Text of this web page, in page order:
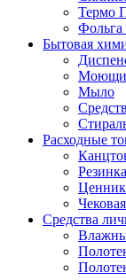
Термо
Бытовая
Мыло
Расходные
Средства